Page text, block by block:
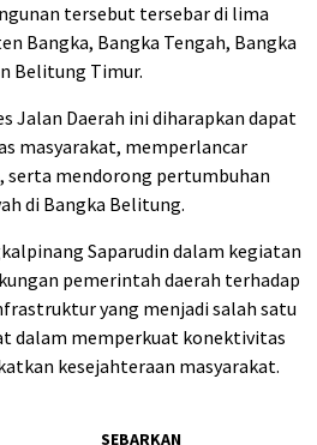
tersebut tersebar di lima
Bangka, Bangka Tengah, Bangka
Belitung Timur.
Jalan Daerah ini diharapkan dapat
masyarakat, memperlancar
serta mendorong pertumbuhan
di Bangka Belitung.
Saparudin dalam kegiatan
pemerintah daerah terhadap
yang menjadi salah satu
dalam memperkuat konektivitas
kesejahteraan masyarakat.
SEBARKAN